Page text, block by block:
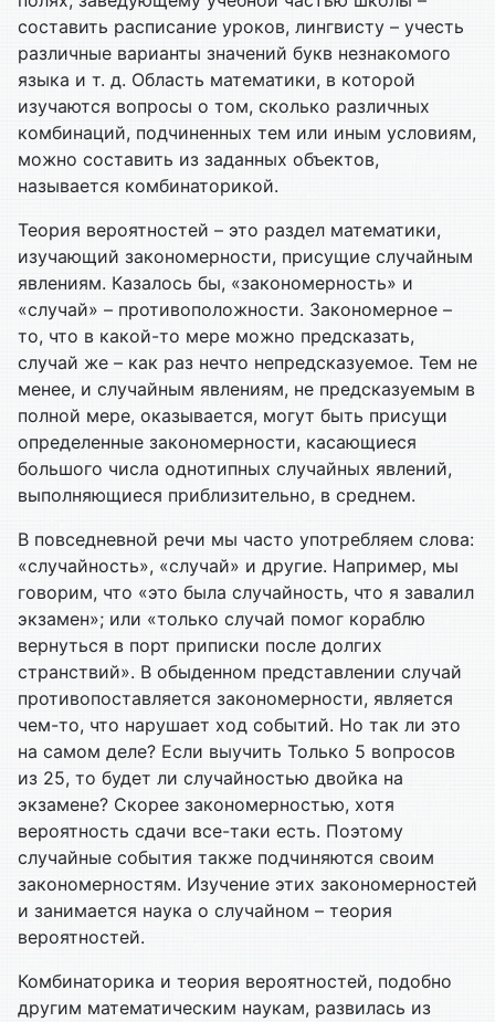
составить расписание уроков, лингвисту – учесть
различные варианты значений букв незнакомого
языка и т. д. Область математики, в которой
изучаются вопросы о том, сколько различных
комбинаций, подчиненных тем или иным условиям,
можно составить из заданных объектов,
называется комбинаторикой.
Теория вероятностей – это раздел математики,
изучающий закономерности, присущие случайным
явлениям. Казалось бы, «закономерность» и
«случай» – противоположности. Закономерное –
то, что в какой-то мере можно предсказать,
случай же – как раз нечто непредсказуемое. Тем не
менее, и случайным явлениям, не предсказуемым в
полной мере, оказывается, могут быть присущи
определенные закономерности, касающиеся
большого числа однотипных случайных явлений,
выполняющиеся приблизительно, в среднем.
В повседневной речи мы часто употребляем слова:
«случайность», «случай» и другие. Например, мы
говорим, что «это была случайность, что я завалил
экзамен»; или «только случай помог кораблю
вернуться в порт приписки после долгих
странствий». В обыденном представлении случай
противопоставляется закономерности, является
чем-то, что нарушает ход событий. Но так ли это
на самом деле? Если выучить Только 5 вопросов
из 25, то будет ли случайностью двойка на
экзамене? Скорее закономерностью, хотя
вероятность сдачи все-таки есть. Поэтому
случайные события также подчиняются своим
закономерностям. Изучение этих закономерностей
и занимается наука о случайном – теория
вероятностей.
Комбинаторика и теория вероятностей, подобно
другим математическим наукам, развилась из